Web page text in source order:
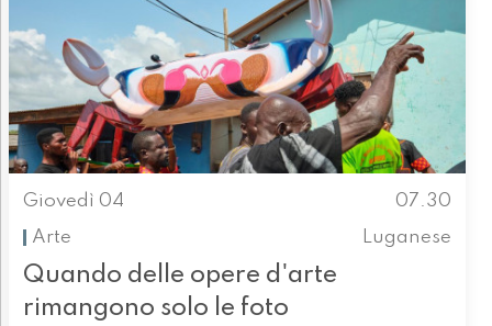
Giovedì 04
07.30
Arte
Luganese
Quando delle opere d'arte
rimangono solo le foto